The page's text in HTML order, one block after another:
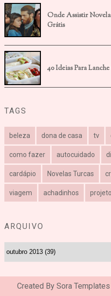
Onde Assistir
Grátis
40 Ideias Para
TAGS
beleza dona de casa tv
como fazer autocuidado
cardápio Novelas Turcas
viagem achadinhos
ARQUIVO
Created By Sora Templates